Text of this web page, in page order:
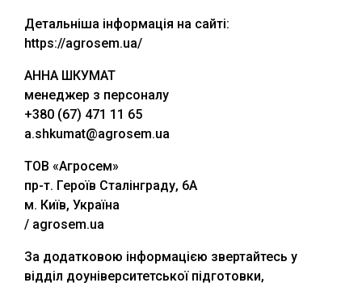
Детальніша інформація на сайті:
https://agrosem.ua/
АННА ШКУМАТ
менеджер з персоналу
+380 (67) 471 11 65
a.shkumat@agrosem.ua
ТОВ «Агросем»
пр-т. Героїв Сталінграду, 6А
м. Київ, Україна
/ agrosem.ua
За додатковою інформацією звертайтесь у
відділ доуніверситетської підготовки,